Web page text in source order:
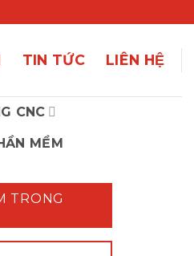
TIN TỨC LIÊN HỆ
CNC
MỀM
TRONG